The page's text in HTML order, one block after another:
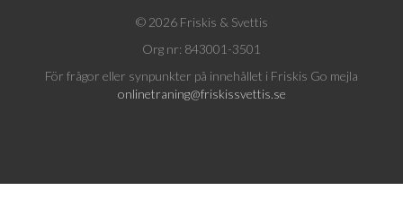
© 2026 Friskis & Svettis
Org nr: 843001-3501
För frågor eller synpunkter på innehållet i Friskis Go mejla
onlinetraning@friskissvettis.se